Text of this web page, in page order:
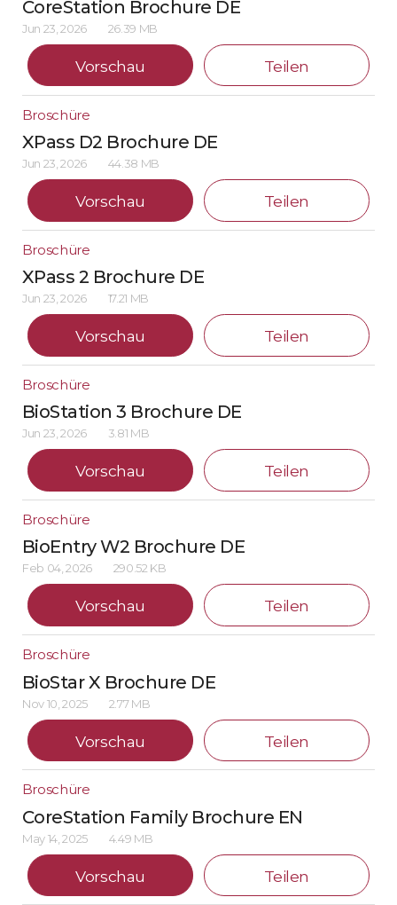
CoreStation Brochure DE
Jun 23, 2026 26.39 MB
Vorschau Teilen
Broschüre
XPass D2 Brochure DE
Jun 23, 2026 44.38 MB
Vorschau Teilen
Broschüre
XPass 2 Brochure DE
Jun 23, 2026 17.21 MB
Vorschau Teilen
Broschüre
BioStation 3 Brochure DE
Jun 23, 2026 3.81 MB
Vorschau Teilen
Broschüre
BioEntry W2 Brochure DE
Feb 04, 2026 290.52 KB
Vorschau Teilen
Broschüre
BioStar X Brochure DE
Nov 10, 2025 2.77 MB
Vorschau Teilen
Broschüre
CoreStation Family Brochure EN
May 14, 2025 4.49 MB
Vorschau Teilen